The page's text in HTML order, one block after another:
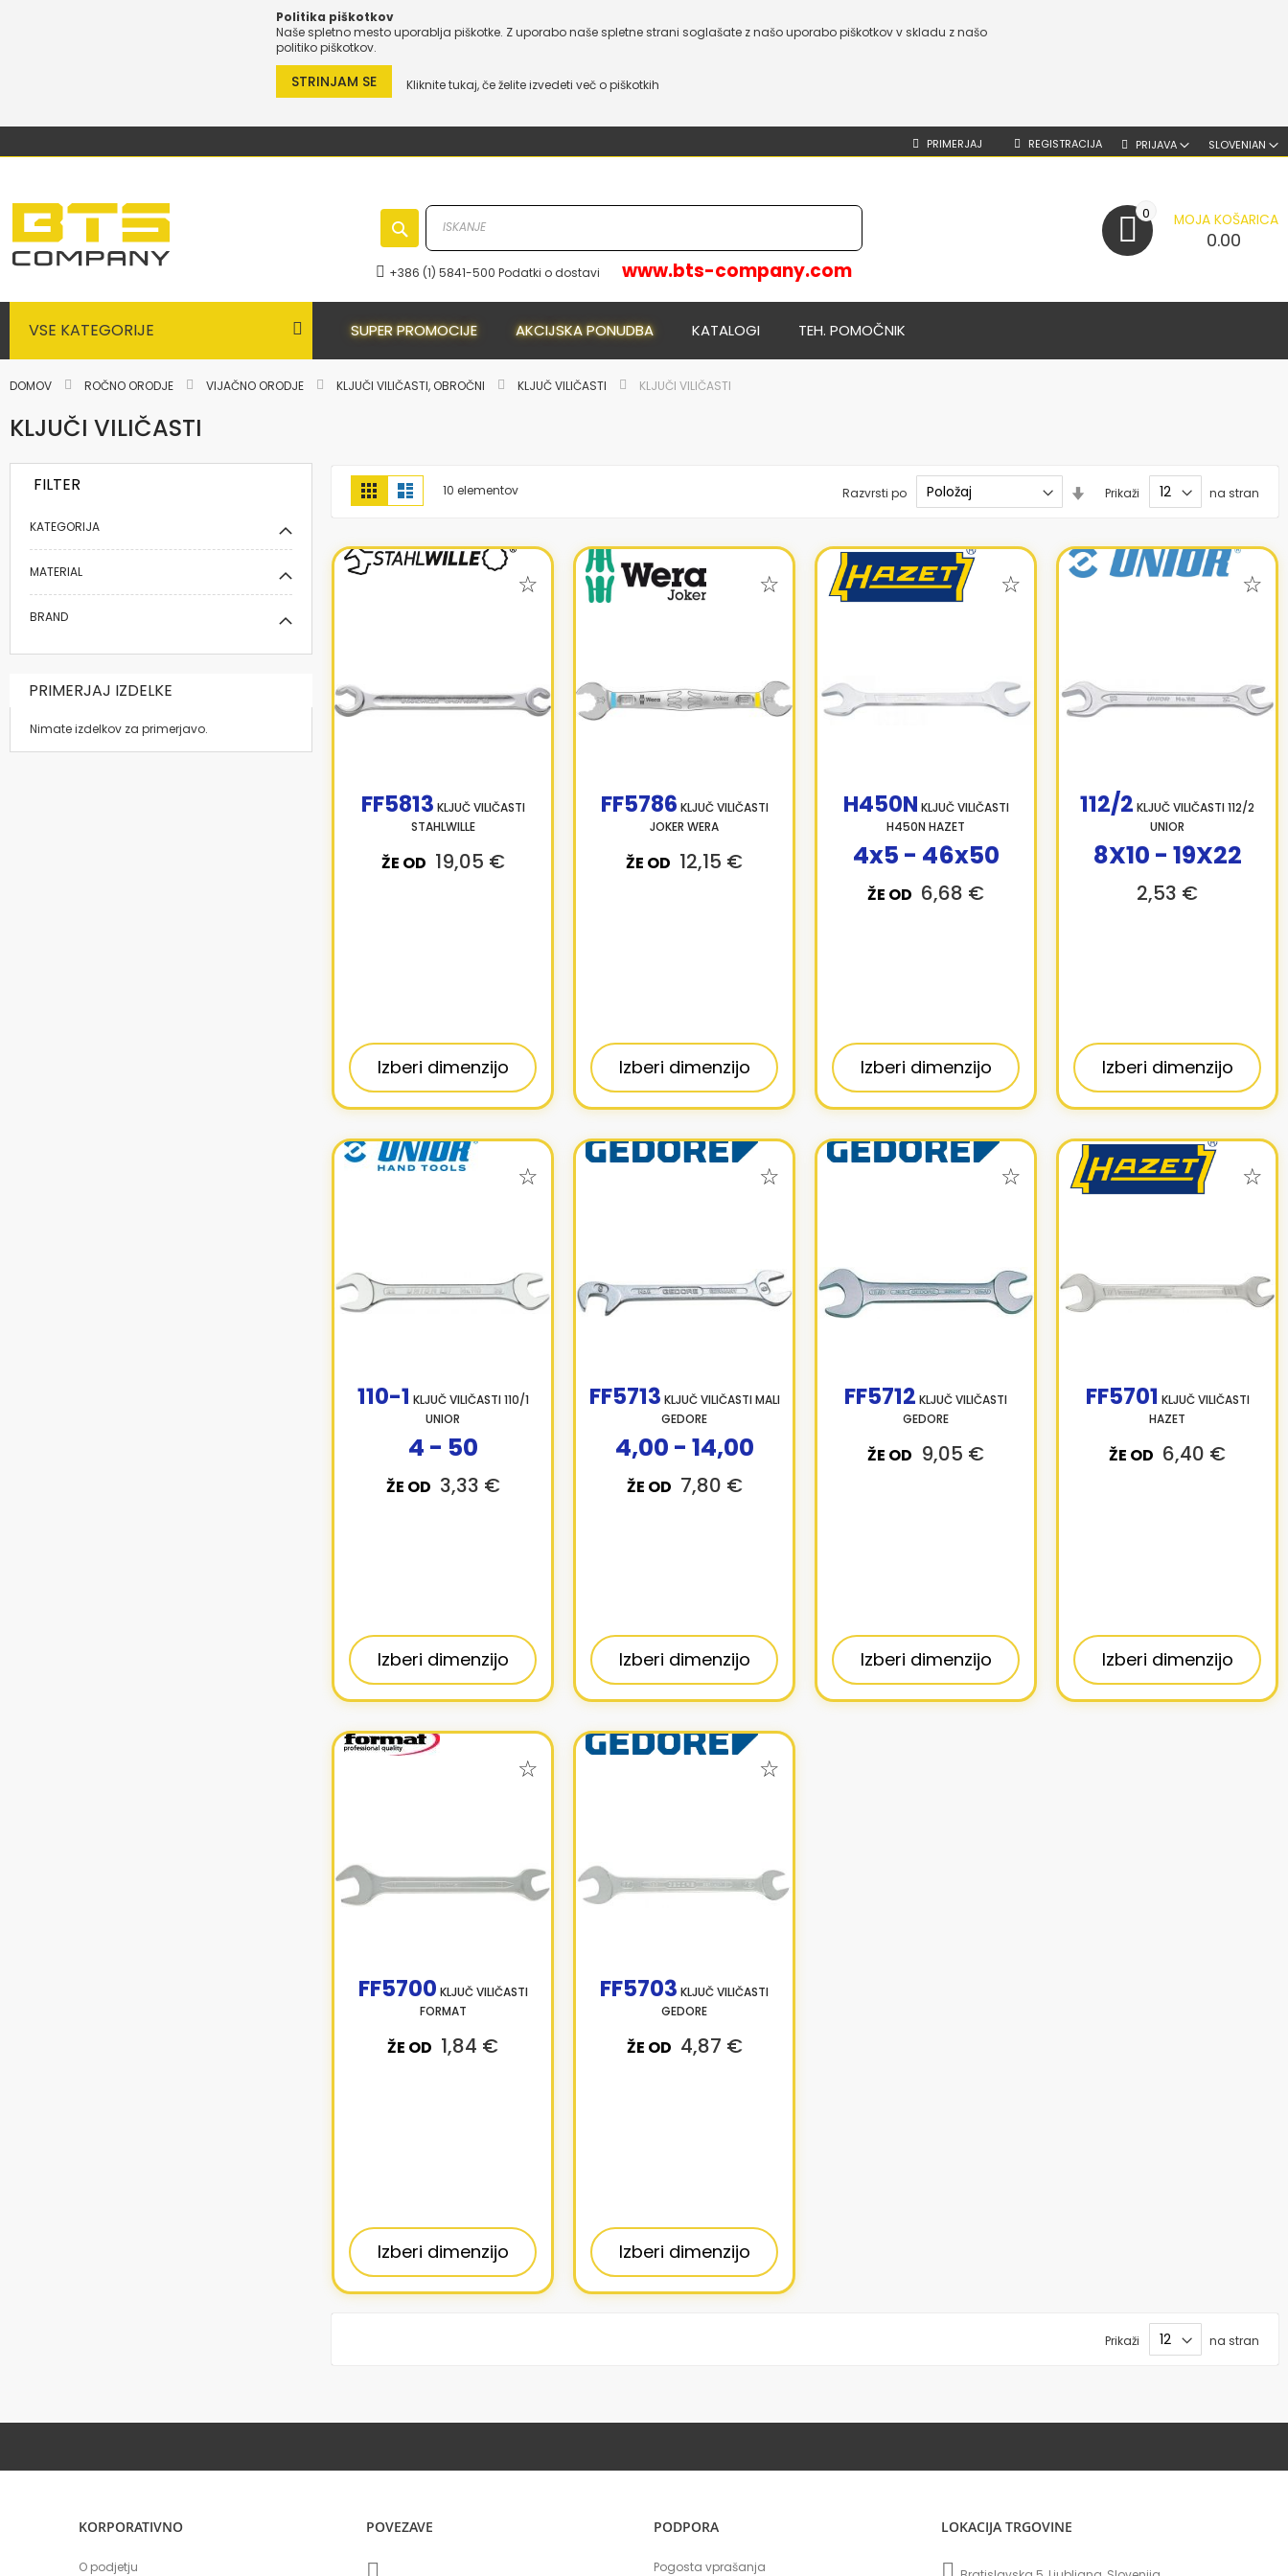
Politika piškotkov
Naše spletno mesto uporablja piškotke. Z uporabo naše spletne strani soglašate z našo uporabo piškotkov v skladu z našo
politiko piškotkov.
Kliknite tukaj, če želite izvedeti več o piškotkih
STRINJAM SE
SLOVENIAN
PRIMERJAJ PRIJAVA
REGISTRACIJA
+386 (1) 5841-500 Podatki o dostavi www.bts-company.com
MOJA KOŠARICA
0.00
0
VSE KATEGORIJE
NOVO
SUPER PROMOCIJE
NOVO
AKCIJSKA PONUDBA KATALOGI TEH. POMOČNIK
DOMOV ROČNO ORODJE VIJAČNO ORODJE KLJUČI VILIČASTI, OBROČNI KLJUČ VILIČASTI KLJUČI VILIČASTI
KLJUČI VILIČASTI
Prikaži
kot
MrežaSeznam
10 elementov Prikaži na stran
Razvrsti po
Nastavi
FF5813 KLJUČ VILIČASTI
STAHLWILLE
ŽE OD 19,05 €
Izberi dimenzijo
FF5786 KLJUČ VILIČASTI
JOKER WERA
ŽE OD 12,15 €
Izberi dimenzijo
H450N KLJUČ VILIČASTI
H450N HAZET
ŽE OD 6,68 €
4x5 - 46x50
Izberi dimenzijo
112/2 KLJUČ VILIČASTI 112/2
UNIOR
2,53 €
8X10 - 19X22
Izberi dimenzijo
110-1 KLJUČ VILIČASTI 110/1
UNIOR
ŽE OD 3,33 €
4 - 50
Izberi dimenzijo
FF5713 KLJUČ VILIČASTI MALI
GEDORE
ŽE OD 7,80 €
4,00 - 14,00
Izberi dimenzijo
FF5712 KLJUČ VILIČASTI
GEDORE
ŽE OD 9,05 €
Izberi dimenzijo
FF5701 KLJUČ VILIČASTI
HAZET
ŽE OD 6,40 €
Izberi dimenzijo
FF5700 KLJUČ VILIČASTI
FORMAT
ŽE OD 1,84 €
Izberi dimenzijo
FF5703 KLJUČ VILIČASTI
GEDORE
ŽE OD 4,87 €
Izberi dimenzijo
Prikaži na stran
FILTER
KATEGORIJA
MATERIAL
BRAND
PRIMERJAJ IZDELKE
Nimate izdelkov za primerjavo.
KORPORATIVNO
O podjetju
POVEZAVE PODPORA
Pogosta vprašanja
LOKACIJA TRGOVINE